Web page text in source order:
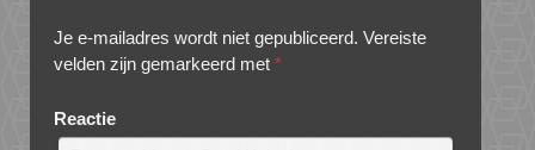
Je e-mailadres wordt niet gepubliceerd. Vereiste
velden zijn gemarkeerd met *
Reactie